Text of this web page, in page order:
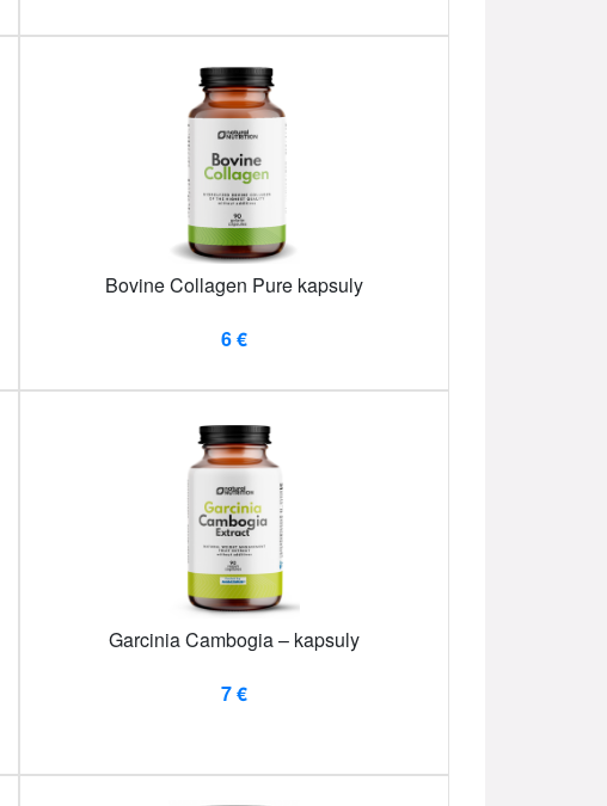
Bovine Collagen Pure kapsuly
6 €
Garcinia Cambogia – kapsuly
7 €